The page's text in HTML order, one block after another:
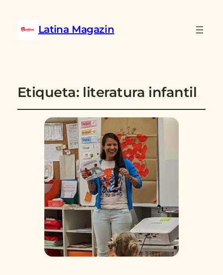
Latina Magazin
Etiqueta: literatura infantil